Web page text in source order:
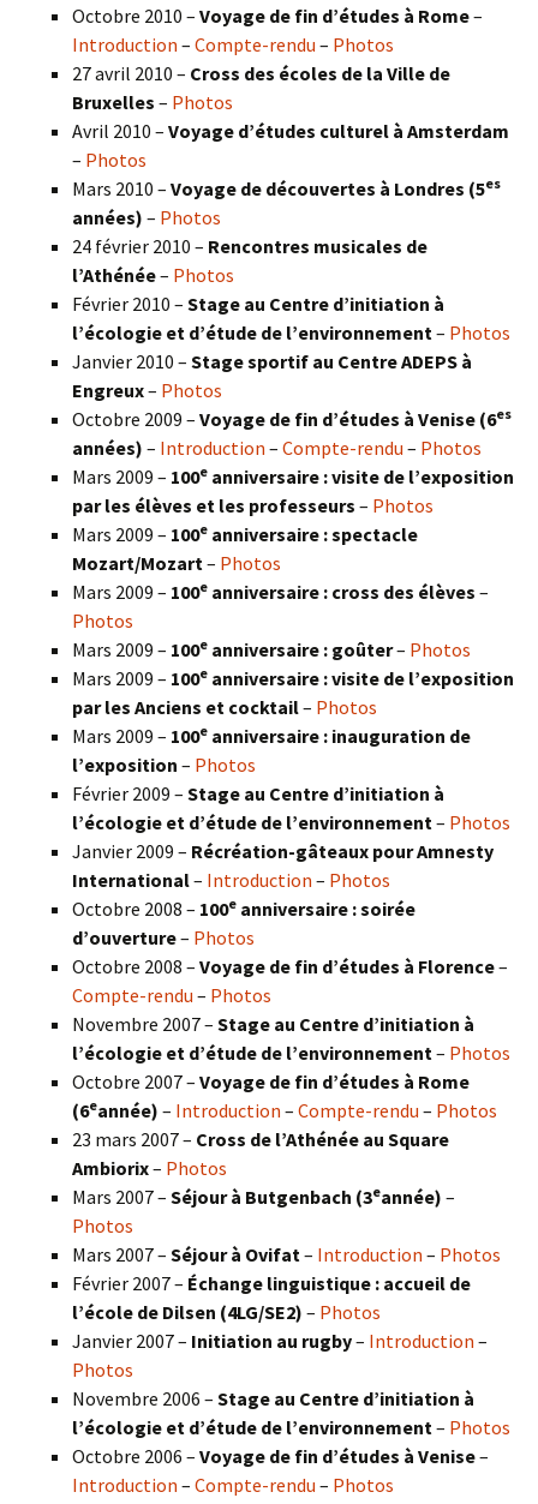
Octobre 2010 – Voyage de fin d’études à Rome–
Introduction – Compte-rendu – Photos
27 avril 2010 – Cross des écoles de la Ville de
Bruxelles – Photos
Avril 2010 – Voyage d’études culturel à Amsterdam
– Photos
Mars 2010 – Voyage de découvertes à Londres (5es
années) – Photos
24 février 2010 – Rencontres musicales de
l’Athénée– Photos
Février 2010 – Stage au Centre d’initiation à
l’écologie et d’étude de l’environnement – Photos
Janvier 2010 – Stage sportif au Centre ADEPS à
Engreux– Photos
Octobre 2009 – Voyage de fin d’études à Venise (6es
années) – Introduction – Compte-rendu – Photos
Mars 2009 – 100e anniversaire : visite de l’exposition
par les élèves et les professeurs – Photos
Mars 2009 – 100e anniversaire : spectacle
Mozart/Mozart – Photos
Mars 2009 – 100e anniversaire : cross des élèves –
Photos
Mars 2009 – 100e anniversaire : goûter– Photos
Mars 2009 – 100e anniversaire : visite de l’exposition
par les Anciens et cocktail– Photos
Mars 2009 – 100e anniversaire : inauguration de
l’exposition – Photos
Février 2009 – Stage au Centre d’initiation à
l’écologie et d’étude de l’environnement – Photos
Janvier 2009 – Récréation-gâteaux pour Amnesty
International– Introduction – Photos
Octobre 2008 – 100e anniversaire : soirée
d’ouverture– Photos
Octobre 2008 – Voyage de fin d’études à Florence–
Compte-rendu – Photos
Novembre 2007 – Stage au Centre d’initiation à
l’écologie et d’étude de l’environnement – Photos
Octobre 2007 – Voyage de fin d’études à Rome
(6eannée) – Introduction – Compte-rendu – Photos
23 mars 2007 – Cross de l’Athénée au Square
Ambiorix– Photos
Mars 2007 – Séjour à Butgenbach (3eannée) –
Photos
Mars 2007 – Séjour à Ovifat – Introduction – Photos
Février 2007 – Échange linguistique : accueil de
l’école de Dilsen (4LG/SE2) – Photos
Janvier 2007 – Initiation au rugby– Introduction –
Photos
Novembre 2006 – Stage au Centre d’initiation à
l’écologie et d’étude de l’environnement – Photos
Octobre 2006 – Voyage de fin d’études à Venise–
Introduction – Compte-rendu – Photos